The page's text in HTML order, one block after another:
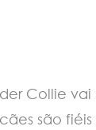
Collie
cães são